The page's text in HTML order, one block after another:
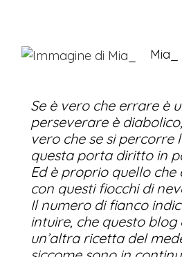
Mia_
Se è vero che errare è
perseverare è
vero che se si percorre
questa porta diritto in
Ed è proprio quello che
con questi fiocchi di
Il numero di fianco
intuire, che questo blog
un’altra ricetta del